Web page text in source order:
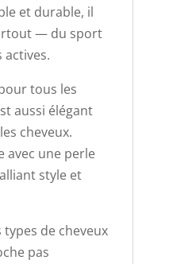
et durable, il
— du sport
actives.
tous les
aussi élégant
cheveux.
avec une perle
style et
de cheveux
pas